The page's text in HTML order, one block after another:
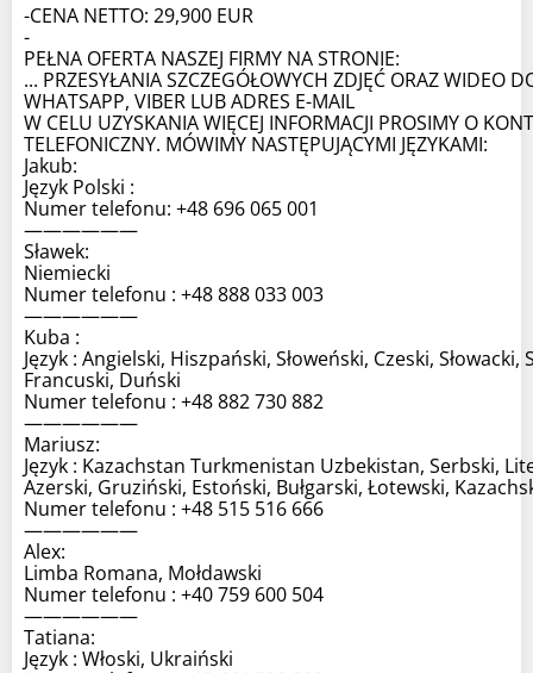
-CENA NETTO: 29,900 EUR
-
PEŁNA OFERTA NASZEJ FIRMY NA STRONIE:
... PRZESYŁANIA SZCZEGÓŁOWYCH ZDJĘĆ ORAZ WIDEO
WHATSAPP, VIBER LUB ADRES E-MAIL
W CELU UZYSKANIA WIĘCEJ INFORMACJI PROSIMY O
TELEFONICZNY. MÓWIMY NASTĘPUJĄCYMI JĘZYKAMI:
Jakub:
Język Polski :
Numer telefonu: +48 696 065 001
——————
Sławek:
Niemiecki
Numer telefonu : +48 888 033 003
——————
Kuba :
Język : Angielski, Hiszpański, Słoweński, Czeski, Słowacki,
Francuski, Duński
Numer telefonu : +48 882 730 882
——————
Mariusz:
Język : Kazachstan Turkmenistan Uzbekistan, Serbski,
Azerski, Gruziński, Estoński, Bułgarski, Łotewski,
Numer telefonu : +48 515 516 666
——————
Alex:
Limba Romana, Mołdawski
Numer telefonu : +40 759 600 504
——————
Tatiana:
Język : Włoski, Ukraiński